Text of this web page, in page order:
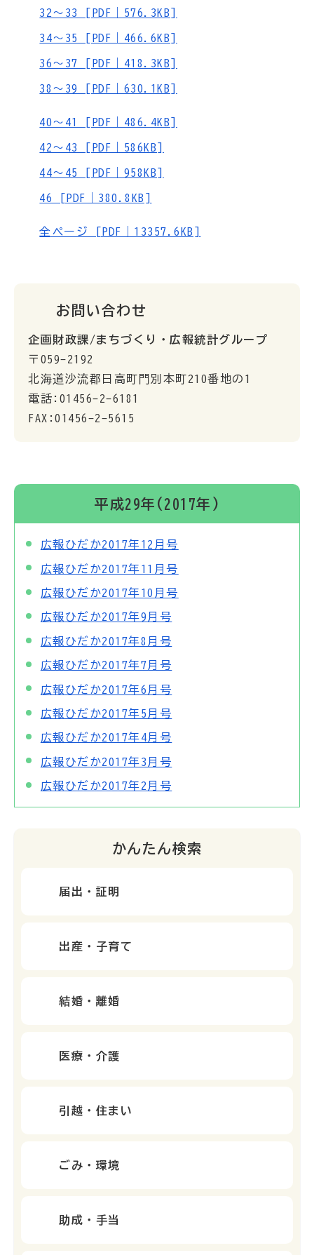
32～33 [PDF｜576.3KB]
34～35 [PDF｜466.6KB]
36～37 [PDF｜418.3KB]
38～39 [PDF｜630.1KB]
40～41 [PDF｜486.4KB]
42～43 [PDF｜586KB]
44～45 [PDF｜958KB]
46 [PDF｜380.8KB]
全ページ [PDF｜13357.6KB]
お問い合わせ
企画財政課/まちづくり・広報統計グループ
〒059-2192
北海道沙流郡日高町門別本町210番地の1
電話:01456-2-6181
FAX:01456-2-5615
平成29年(2017年)
広報ひだか2017年12月号
広報ひだか2017年11月号
広報ひだか2017年10月号
広報ひだか2017年9月号
広報ひだか2017年8月号
広報ひだか2017年7月号
広報ひだか2017年6月号
広報ひだか2017年5月号
広報ひだか2017年4月号
広報ひだか2017年3月号
広報ひだか2017年2月号
かんたん検索
届出・証明
出産・子育て
結婚・離婚
医療・介護
引越・住まい
ごみ・環境
助成・手当